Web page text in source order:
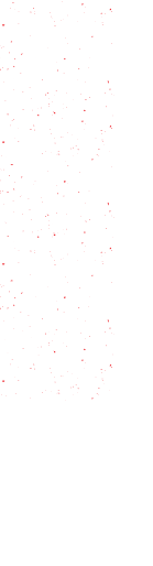
que
este
para